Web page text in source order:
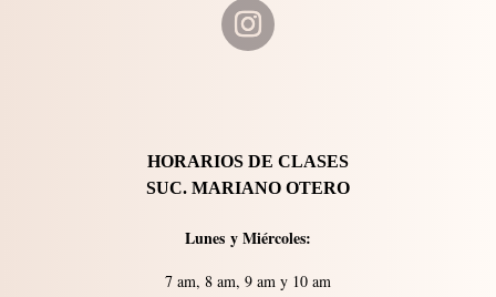
HORARIOS DE CLASES
SUC. MARIANO OTERO
Lunes yMiércoles:
7 am, 8 am, 9 am y 10 am